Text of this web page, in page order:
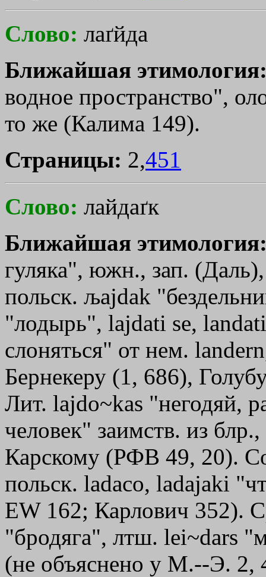
Слово: лаґйда
Ближайшая
водное пространство",
то же (Калима 149).
Страницы: 2,451
Слово: лайдаґк
Ближайшая
гуляка", южн., зап.
польск. љаjdаk
"лодырь", lajdati sе,
слоняться" от нем.
Бернекеру (1, 686),
Лит. lajdo~kas "негодяй,
человек" заимств. из
Карскому (РФВ 49, 20).
польск. lаdасо, ladajaki
ЕW 162; Карлович 352).
"бродяга", лтш. lei~dars
(не объяснено у М.--Э. 2,